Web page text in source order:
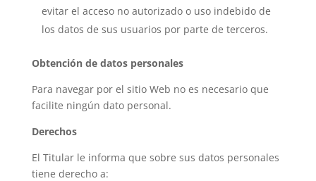
evitar el acceso no autorizado o uso indebido de
los datos de sus usuarios por parte de terceros.
Obtención de datos personales
Para navegar por el sitio Web no es necesario que
facilite ningún dato personal.
Derechos
El Titular le informa que sobre sus datos personales
tiene derecho a: